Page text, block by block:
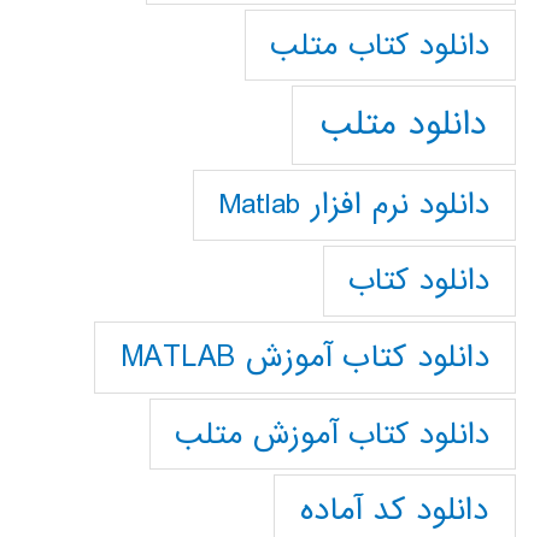
دانلود كتاب متلب
دانلود متلب
دانلود نرم افزار Matlab
دانلود کتاب
دانلود کتاب آموزش MATLAB
دانلود کتاب آموزش متلب
دانلود کد آماده